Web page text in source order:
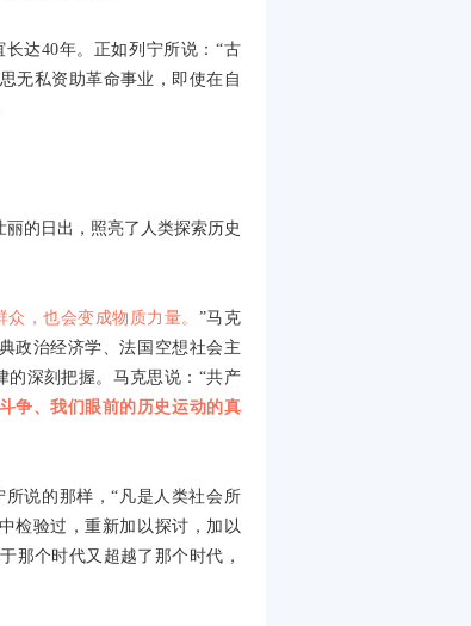
长达40年。正如列宁所说：“古
无私资助革命事业，即使在自
丽的日出，照亮了人类探索历史
，也会变成物质力量。 ”马克
政治经济学、法国空想社会主
的深刻把握。马克思说：“共产
争、我们眼前的历史运动的真
说的那样，“凡是人类社会所
检验过，重新加以探讨，加以
那个时代又超越了那个时代，